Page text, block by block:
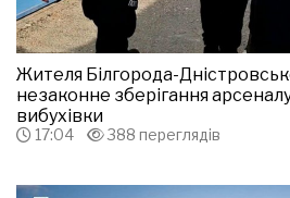
Жителя Білгорода-
незаконне зберігання
вибухівки
17:04 388 переглядів